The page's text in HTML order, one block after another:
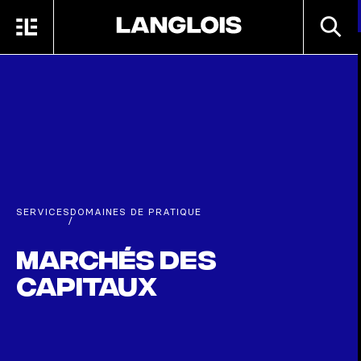
MENU
SERVICES
/
DOMAINES DE PRATIQUE
Marchés des
capitaux